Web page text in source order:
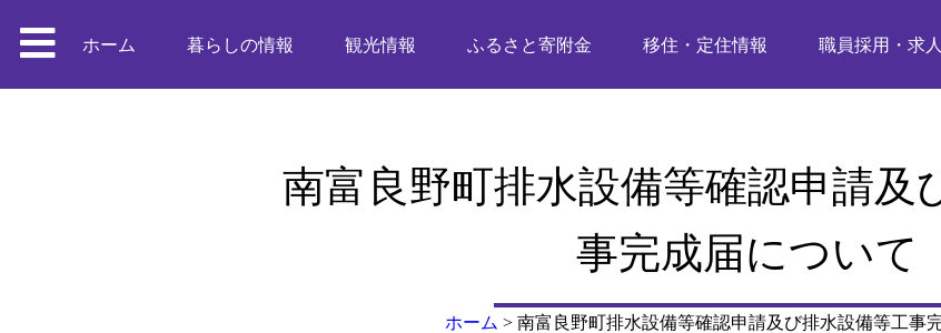
ホーム 暮らしの情報 観光情報 ふるさと寄附金 移住・定住情報 職員採用・求
南富良野町排水設備等確認申請及
事完成届について
ホーム > 南富良野町排水設備等確認申請及び排水設備等工事